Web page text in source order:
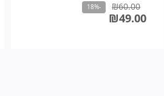
₪60.00
-18%
₪49.00